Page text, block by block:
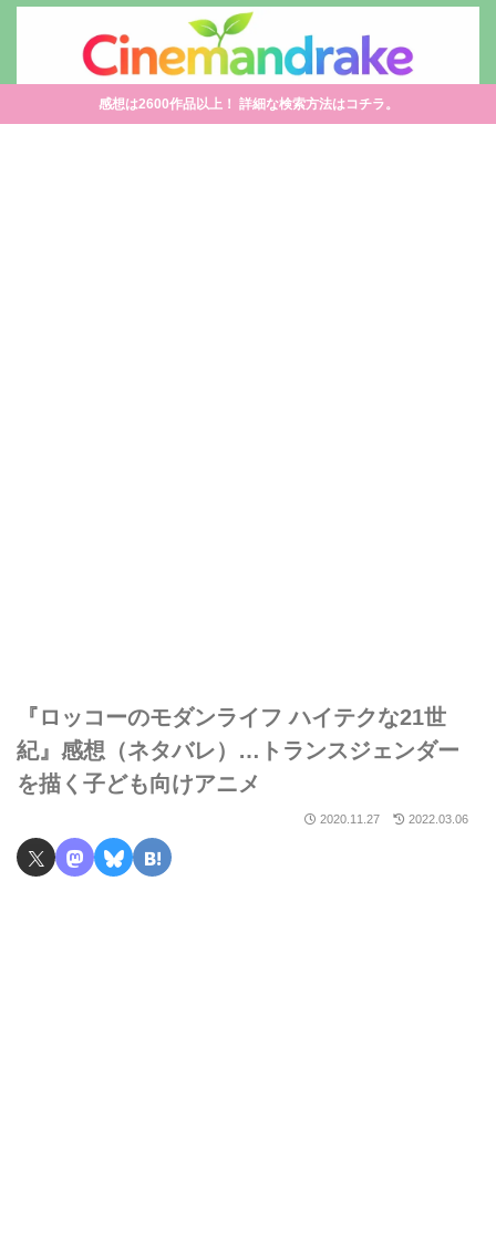
感想は2600作品以上！ 詳細な検索方法はコチラ。
『ロッコーのモダンライフ ハイテクな21世
紀』感想（ネタバレ）…トランスジェンダー
を描く子ども向けアニメ
2020.11.27 2022.03.06